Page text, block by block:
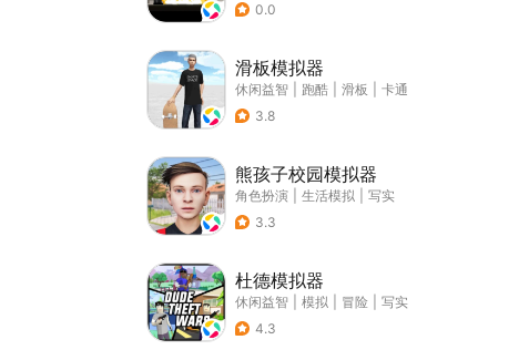
0.0
滑板模拟器
休闲益智 跑酷 滑板
卡通
3.8
熊孩子校园模拟器
角色扮演 生活模拟
写实
3.3
杜德模拟器
休闲益智 模拟 冒险
写实
4.3